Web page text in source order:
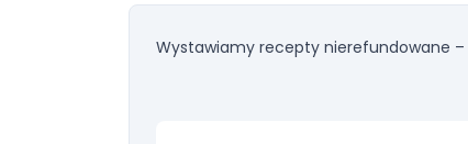
Wystawiamy recepty nierefundowane –